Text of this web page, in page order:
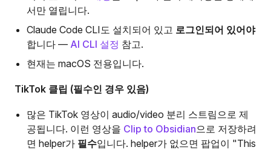
서만 열립니다.
Claude Code CLI도 설치되어 있고 로그인되어 있어야
합니다 — AI CLI 설정 참고.
현재는 macOS 전용입니다.
TikTok 클립 (필수인 경우 있음)
많은 TikTok 영상이 audio/video 분리 스트림으로 제
공됩니다. 이런 영상을 Clip to Obsidian으로 저장하려
면 helper가 필수입니다. helper가 없으면 팝업이 "This